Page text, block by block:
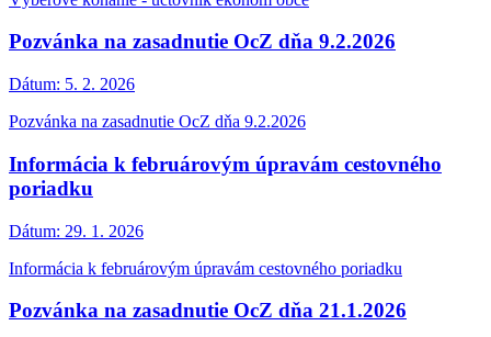
Pozvánka na zasadnutie OcZ dňa 9.2.2026
Dátum: 5. 2. 2026
Pozvánka na zasadnutie OcZ dňa 9.2.2026
Informácia k februárovým úpravám cestovného
poriadku
Dátum: 29. 1. 2026
Informácia k februárovým úpravám cestovného poriadku
Pozvánka na zasadnutie OcZ dňa 21.1.2026